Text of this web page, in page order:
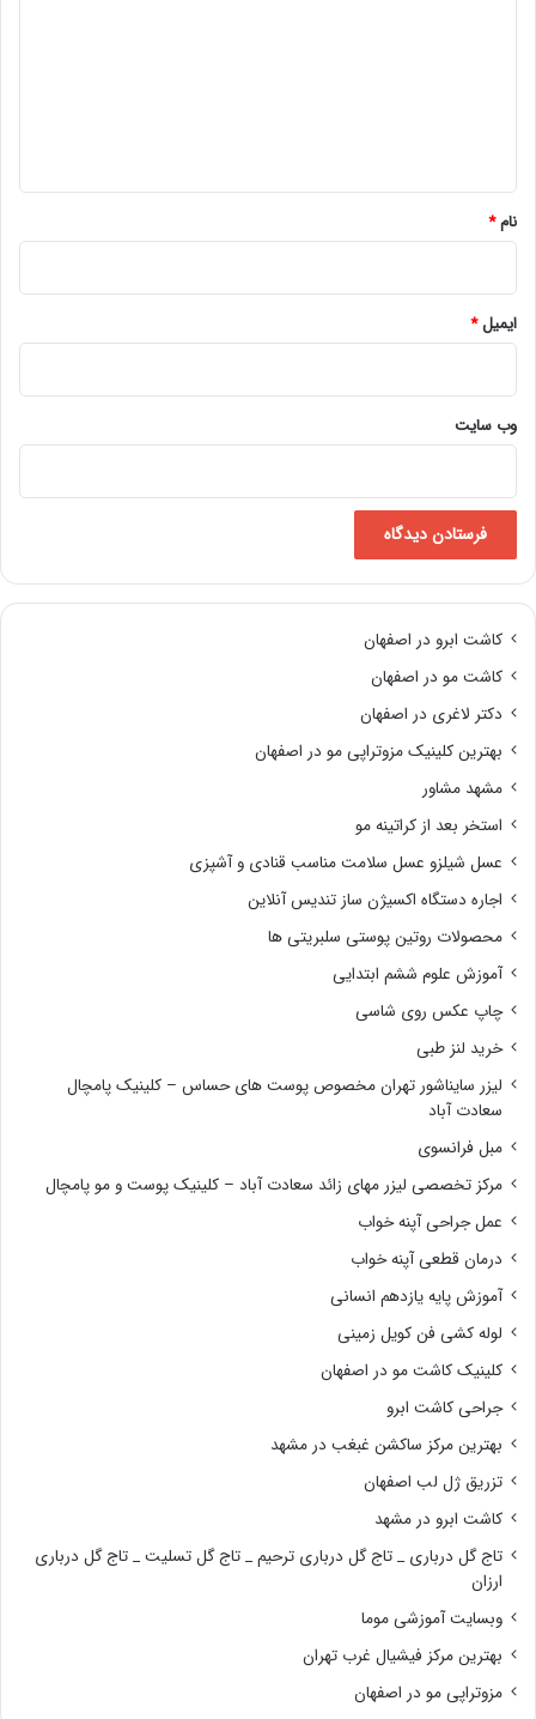
نام*
ایمیل*
وب‌ سایت
کاشت ابرو در اصفهان
کاشت مو در اصفهان
دکتر لاغری در اصفهان
بهترین کلینیک مزوتراپی مو در اصفهان
مشهد مشاور
استخر بعد از کراتینه مو
عسل شیلزو عسل سلامت مناسب قنادی و آشپزی
اجاره دستگاه اکسیژن ساز تندیس آنلاین
محصولات روتین پوستی سلبریتی ها
آموزش علوم ششم ابتدایی
چاپ عکس روی شاسی
خرید لنز طبی
لیزر سایناشور تهران مخصوص پوست های حساس – کلینیک پامچال
سعادت آباد
مبل فرانسوی
مرکز تخصصی لیزر مهای زائد سعادت آباد – کلینیک پوست و مو پامچال
عمل جراحی آپنه خواب
درمان قطعی آپنه خواب
آموزش پایه یازدهم انسانی
لوله کشی فن کویل زمینی
کلینیک کاشت مو در اصفهان
جراحی کاشت ابرو
بهترین مرکز ساکشن غبغب در مشهد
تزریق ژل لب اصفهان
کاشت ابرو در مشهد
تاج گل درباری _ تاج گل درباری ترحیم _ تاج گل تسلیت _ تاج گل درباری
ارزان
وبسایت آموزشی موما
بهترین مرکز فیشیال غرب تهران
مزوتراپی مو در اصفهان